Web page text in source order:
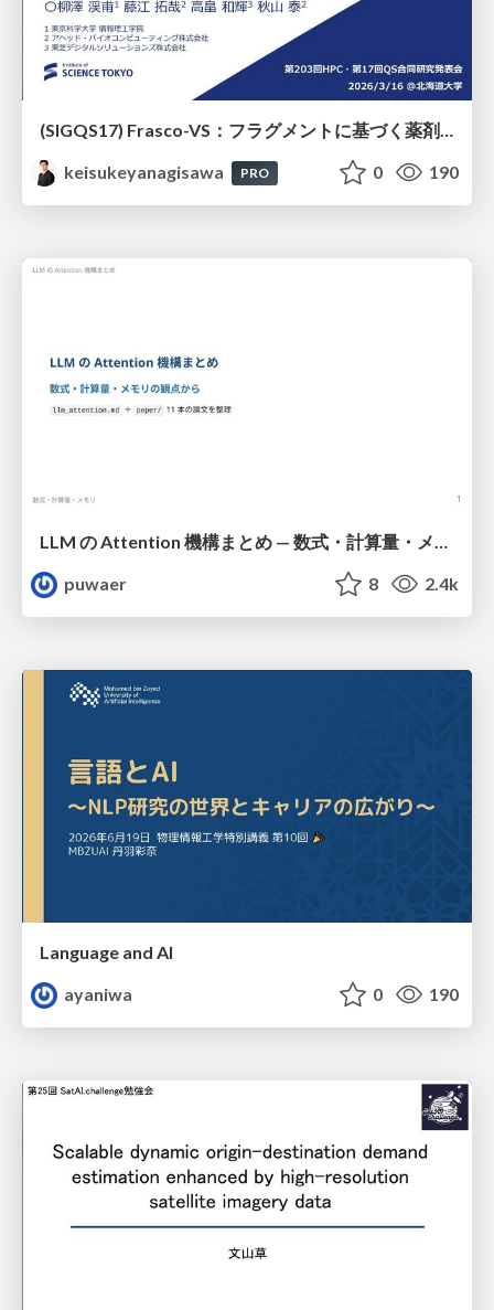
(SIGQS17) Frasco-VS：フラグメントに基づく薬剤候補化合物選抜の量子アニーリングによる実現
keisukeyanagisawa
PRO 0 190
puwaer
8 2.4k
Language and AI
ayaniwa
0 190